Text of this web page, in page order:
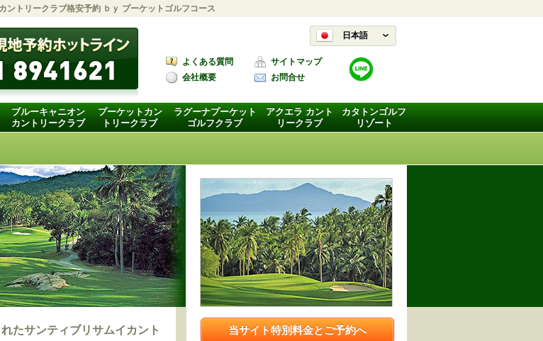
ントリークラブ格安予約 ｂｙ プーケットゴルフコース
日本語
よくある質問
会社概要
サイトマップ
お問合せ
ブルーキャニオン
カントリークラブ
プーケットカン
トリークラブ
ラグーナプーケット
ゴルフクラブ
アクエラ カント
リークラブ
カタトンゴルフ
リゾート
たサンティブリサムイカント
当サイト特別料金とご予約へ